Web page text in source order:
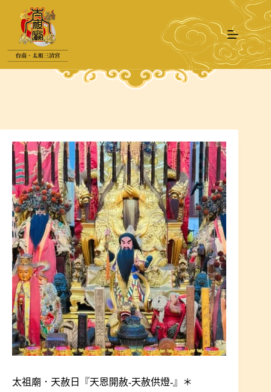
要
太祖廟．天赦日『天恩開赦-天赦供燈-』＊